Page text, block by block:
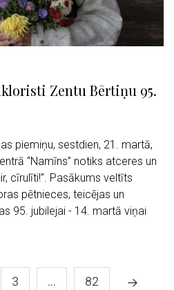
Zentu Bērtiņu 95.
piemiņu, sestdien, 21. martā,
“Namīns” notiks atceres un
cīrulīti!”. Pasākums veltīts
pētnieces, teicējas un
95. jubilejai - 14. martā viņai
3 … 82